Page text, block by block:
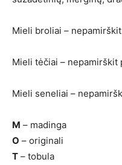
Mieli broliai –
Mieli tėčiai – nepamirškit
Mieli seneliai –
M – madinga
O – originali
T – tobula